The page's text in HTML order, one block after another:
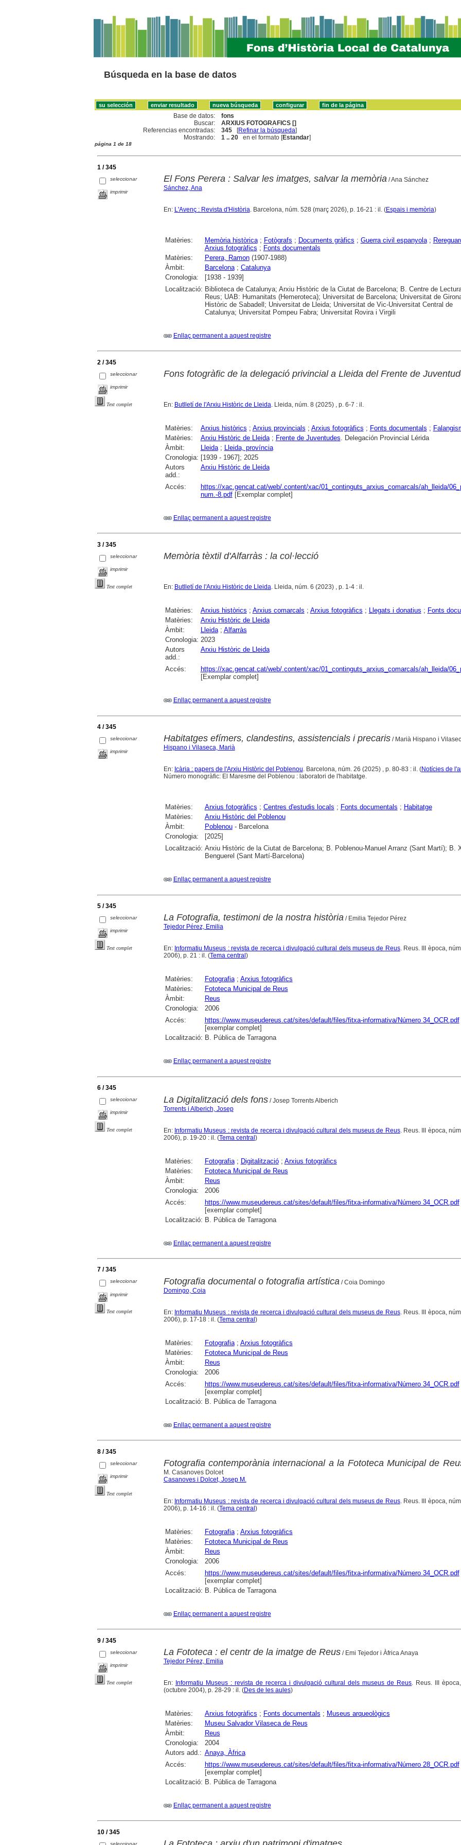
Búsqueda en la base de datos
Base de datos:
fons
Buscar:
ARXIUS FOTOGRAFICS []
Referencias encontradas:
345 [Refinar la búsqueda]
Mostrando:
1 .. 20 en el formato [Estandar]
página 1 de 18
1 / 345
seleccionar
imprimir
El Fons Perera : Salvar les imatges, salvar la memòria/ Ana Sánchez
Sánchez, Ana
En: L'Avenç : Revista d'Història. Barcelona, núm. 528 (març 2026), p. 16-21 : il. (Espais i memòria)
Matèries: Memòria històrica; Fotògrafs ; Documents gràfics ; Guerra civil espanyola;
Arxius fotogràfics ; Fonts documentals
Matèries:
Perera, Ramon(1907-1988)
Àmbit:
Barcelona; Catalunya
Cronologia:
[1938 - 1939]
Localització: Biblioteca de Catalunya; Arxiu Històric de la Ciutat de Barcelona; B. Centre de
Reus; UAB: Humanitats (Hemeroteca); Universitat de Barcelona; Universitat de
Històric de Sabadell; Universitat de Lleida; Universitat de Vic-Universitat Central de
Catalunya; Universitat Pompeu Fabra; Universitat Rovira i Virgili
Enllaç permanent a aquest registre
2 / 345
seleccionar
imprimir
Text complet
Fons fotogràfic de la delegació privincial a Lleida del Frente de
En: Butlletí de l'Arxiu Històric de Lleida. Lleida, núm. 8 (2025) , p. 6-7 : il.
Matèries: Arxius històrics ; Arxius provincials ; Arxius fotogràfics ; Fonts documentals ;
Matèries:
Arxiu Històric de Lleida; Frente de Juventudes. Delegación Provincial Lérida
Àmbit:
Lleida; Lleida, província
Cronologia: [1939 - 1967]; 2025
Autors
add.:
Arxiu Històric de Lleida
Accés:
https://xac.gencat.cat/web/.content/xac/01_continguts_arxius_comarcals/ah_lleida/
num.-8.pdf[Exemplar complet]
Enllaç permanent a aquest registre
3 / 345
seleccionar
imprimir
Text complet
Memòria tèxtil d'Alfarràs : la col·lecció
En: Butlletí de l'Arxiu Històric de Lleida. Lleida, núm. 6 (2023) , p. 1-4 : il.
Matèries: Arxius històrics ; Arxius comarcals ; Arxius fotogràfics ; Llegats i donatius ; Fonts
Matèries:
Arxiu Històric de Lleida
Àmbit:
Lleida; Alfarràs
Cronologia: 2023
Autors
add.:
Arxiu Històric de Lleida
Accés:
https://xac.gencat.cat/web/.content/xac/01_continguts_arxius_comarcals/ah_lleida/
[Exemplar complet]
Enllaç permanent a aquest registre
4 / 345
seleccionar
imprimir
Habitatges efímers, clandestins, assistencials i precaris/ Marià Hispano i
Hispano i Vilaseca, Marià
En: Icària : papers de l'Arxiu Històric del Poblenou. Barcelona, núm. 26 (2025) , p. 80-83 : il. (Notícies de
Número monogràfic: El Maresme del Poblenou : laboratori de l'habitatge.
Matèries: Arxius fotogràfics ; Centres d'estudis locals ; Fonts documentals ; Habitatge
Matèries:
Arxiu Històric del Poblenou
Àmbit:
Poblenou- Barcelona
Cronologia:
[2025]
Localització: Arxiu Històric de la Ciutat de Barcelona; B. Poblenou-Manuel Arranz (Sant Martí); B.
Benguerel (Sant Martí-Barcelona)
Enllaç permanent a aquest registre
5 / 345
seleccionar
imprimir
Text complet
La Fotografia, testimoni de la nostra història/ Emilia Tejedor Pérez
Tejedor Pérez, Emilia
En: Informatiu Museus : revista de recerca i divulgació cultural dels museus de Reus. Reus. III època,
2006), p. 21 : il. (Tema central )
Matèries: Fotografia; Arxius fotogràfics
Matèries:
Fototeca Municipal de Reus
Àmbit:
Reus
Cronologia:
2006
Accés:
https://www.museudereus.cat/sites/default/files/fitxa-informativa/Número 34_OCR.pdf
[exemplar complet]
Localització: B. Pública de Tarragona
Enllaç permanent a aquest registre
6 / 345
seleccionar
imprimir
Text complet
La Digitalització dels fons/ Josep Torrents Alberich
Torrents i Alberich, Josep
En: Informatiu Museus : revista de recerca i divulgació cultural dels museus de Reus. Reus. III època,
2006), p. 19-20 : il. (Tema central)
Matèries: Fotografia; Digitalització; Arxius fotogràfics
Matèries:
Fototeca Municipal de Reus
Àmbit:
Reus
Cronologia:
2006
Accés:
https://www.museudereus.cat/sites/default/files/fitxa-informativa/Número 34_OCR.pdf
[exemplar complet]
Localització: B. Pública de Tarragona
Enllaç permanent a aquest registre
7 / 345
seleccionar
imprimir
Text complet
Fotografia documental o fotografia artística / Coia Domingo
Domingo, Coia
En: Informatiu Museus : revista de recerca i divulgació cultural dels museus de Reus. Reus. III època,
2006), p. 17-18 : il. (Tema central)
Matèries: Fotografia; Arxius fotogràfics
Matèries:
Fototeca Municipal de Reus
Àmbit:
Reus
Cronologia:
2006
Accés:
https://www.museudereus.cat/sites/default/files/fitxa-informativa/Número 34_OCR.pdf
[exemplar complet]
Localització: B. Pública de Tarragona
Enllaç permanent a aquest registre
8 / 345
seleccionar
imprimir
Text complet
Fotografia contemporània internacional a la Fototeca Municipal de
M. Casanoves Dolcet
Casanoves i Dolcet, Josep M.
En: Informatiu Museus : revista de recerca i divulgació cultural dels museus de Reus. Reus. III època,
2006), p. 14-16 : il. (Tema central)
Matèries: Fotografia; Arxius fotogràfics
Matèries:
Fototeca Municipal de Reus
Àmbit:
Reus
Cronologia:
2006
Accés:
https://www.museudereus.cat/sites/default/files/fitxa-informativa/Número 34_OCR.pdf
[exemplar complet]
Localització: B. Pública de Tarragona
Enllaç permanent a aquest registre
9 / 345
seleccionar
imprimir
Text complet
La Fototeca : el centr de la imatge de Reus/ Emi Tejedor i Àfrica Anaya
Tejedor Pérez, Emilia
En: Informatiu Museus : revista de recerca i divulgació cultural dels museus de Reus. Reus. III
(octubre 2004), p. 28-29 : il. (Des de les aules)
Matèries: Arxius fotogràfics ; Fonts documentals ; Museus arqueològics
Matèries:
Museu Salvador Vilaseca de Reus
Àmbit:
Reus
Cronologia:
2004
Autors add.: Anaya, Àfrica
Accés:
https://www.museudereus.cat/sites/default/files/fitxa-informativa/Número 28_OCR.pdf
[exemplar complet]
Localització: B. Pública de Tarragona
Enllaç permanent a aquest registre
10 / 345
seleccionar